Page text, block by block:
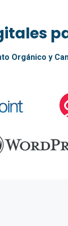
Orgánico y